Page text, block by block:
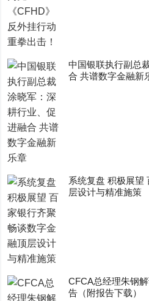
中国银联执行副总
合 共谱数字金融新
系统复盘 积极展望
层设计与精准施策
CFCA总经理朱钢
告（附报告下载）